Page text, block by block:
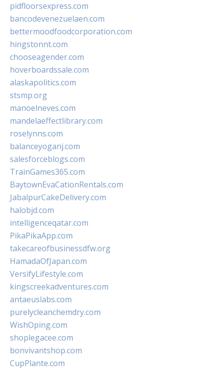
pidfloorsexpress.com
bancodevenezuelaen.com
bettermoodfoodcorporation.com
hingstonnt.com
chooseagender.com
hoverboardssale.com
alaskapolitics.com
stsmp.org
manoelneves.com
mandelaeffectlibrary.com
roselynns.com
balanceyoganj.com
salesforceblogs.com
TrainGames365.com
BaytownEvaCationRentals.com
JabalpurCakeDelivery.com
halobjd.com
intelligenceqatar.com
PikaPikaApp.com
takecareofbusinessdfw.org
HamadaOfJapan.com
VersifyLifestyle.com
kingscreekadventures.com
antaeuslabs.com
purelycleanchemdry.com
WishOping.com
shoplegacee.com
bonvivantshop.com
CupPlante.com